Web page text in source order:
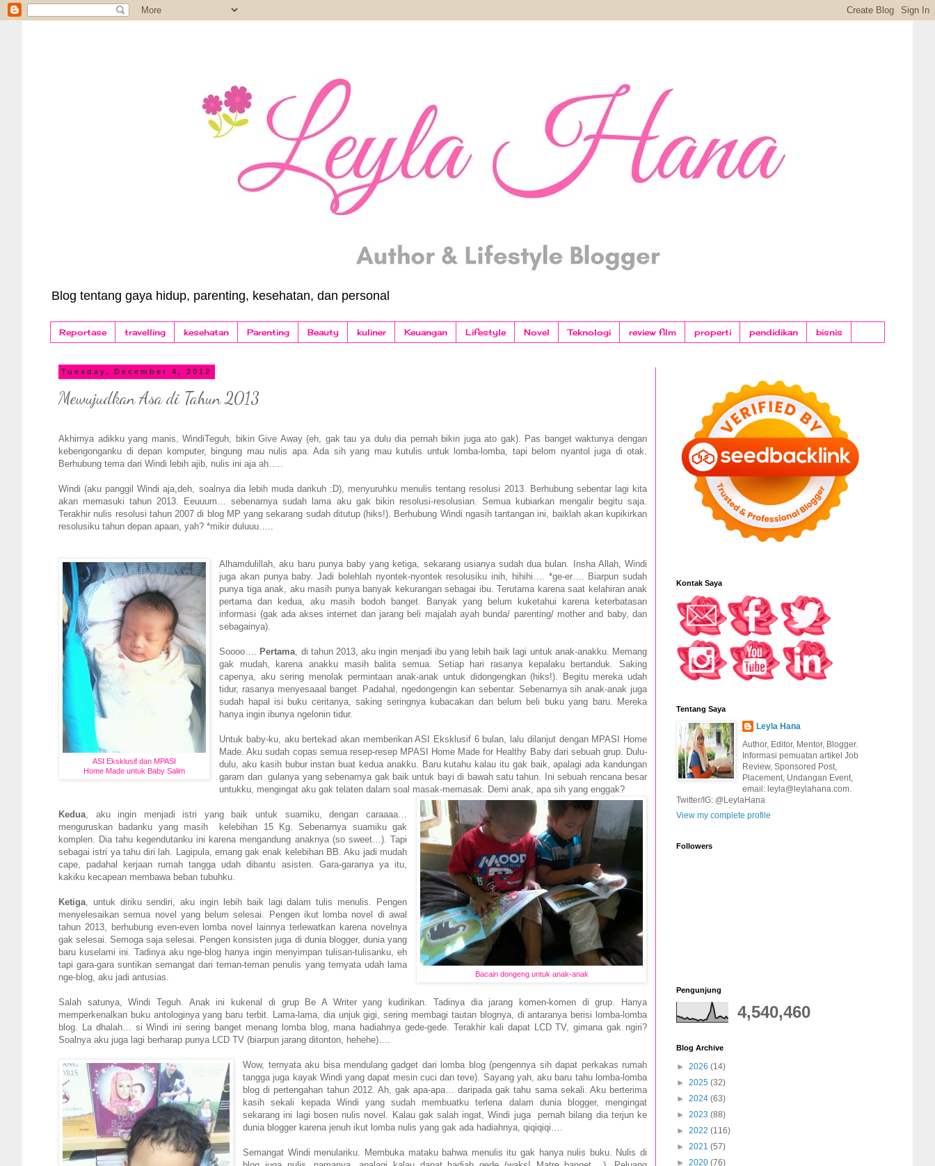
Blog tentang gaya hidup, parenting, kesehatan, dan personal
Reportase travelling kesehatan Parenting Beauty kuliner Keuangan Lifestyle Novel Teknologi review film properti pendidikan bisnis
Tuesday, December 4, 2012
Mewujudkan Asa di Tahun 2013
Akhirnya adikku yang manis, WindiTeguh, bikin Give Away (eh, gak tau ya dulu dia pernah bikin juga ato gak). Pas banget waktunya dengan
kebengonganku di depan komputer, bingung mau nulis apa. Ada sih yang mau kutulis untuk lomba-lomba, tapi belom nyantol juga di otak.
Berhubung tema dari Windi lebih ajib, nulis ini aja ah…..
Windi (aku panggil Windi aja,deh, soalnya dia lebih muda darikuh :D), menyuruhku menulis tentang resolusi 2013. Berhubung sebentar lagi kita
akan memasuki tahun 2013. Eeuuum… sebenarnya sudah lama aku gak bikin resolusi-resolusian. Semua kubiarkan mengalir begitu saja.
Terakhir nulis resolusi tahun 2007 di blog MP yang sekarang sudah ditutup (hiks!). Berhubung Windi ngasih tantangan ini, baiklah akan kupikirkan
resolusiku tahun depan apaan, yah? *mikir duluuu…..
ASI Eksklusif dan MPASI
Home Made untuk Baby Salim
Alhamdulillah, aku baru punya baby yang ketiga, sekarang usianya sudah dua bulan. Insha Allah, Windi
juga akan punya baby. Jadi bolehlah nyontek-nyontek resolusiku inih, hihihi…. *ge-er…. Biarpun sudah
punya tiga anak, aku masih punya banyak kekurangan sebagai ibu. Terutama karena saat kelahiran anak
pertama dan kedua, aku masih bodoh banget. Banyak yang belum kuketahui karena keterbatasan
informasi (gak ada akses internet dan jarang beli majalah ayah bunda/ parenting/ mother and baby, dan
sebagainya).
Soooo…. Pertama , di tahun 2013, aku ingin menjadi ibu yang lebih baik lagi untuk anak-anakku. Memang
gak mudah, karena anakku masih balita semua. Setiap hari rasanya kepalaku bertanduk. Saking
capenya, aku sering menolak permintaan anak-anak untuk didongengkan (hiks!). Begitu mereka udah
tidur, rasanya menyesaaal banget. Padahal, ngedongengin kan sebentar. Sebenarnya sih anak-anak juga
sudah hapal isi buku ceritanya, saking seringnya kubacakan dan belum beli buku yang baru. Mereka
hanya ingin ibunya ngelonin tidur.
Untuk baby-ku, aku bertekad akan memberikan ASI Eksklusif 6 bulan, lalu dilanjut dengan MPASI Home
Made. Aku sudah copas semua resep-resep MPASI Home Made for Healthy Baby dari sebuah grup. Dulu-
dulu, aku kasih bubur instan buat kedua anakku. Baru kutahu kalau itu gak baik, apalagi ada kandungan
garam dan gulanya yang sebenarnya gak baik untuk bayi di bawah satu tahun. Ini sebuah rencana besar
untukku, mengingat aku gak telaten dalam soal masak-memasak. Demi anak, apa sih yang enggak?
Bacain dongeng untuk anak-anak
Kedua , aku ingin menjadi istri yang baik untuk suamiku, dengan caraaaa…
menguruskan badanku yang masih kelebihan 15 Kg. Sebenarnya suamiku gak
komplen. Dia tahu kegendutanku ini karena mengandung anaknya (so sweet…). Tapi
sebagai istri ya tahu diri lah. Lagipula, emang gak enak kelebihan BB. Aku jadi mudah
cape, padahal kerjaan rumah tangga udah dibantu asisten. Gara-garanya ya itu,
kakiku kecapean membawa beban tubuhku.
Ketiga , untuk diriku sendiri, aku ingin lebih baik lagi dalam tulis menulis. Pengen
menyelesaikan semua novel yang belum selesai. Pengen ikut lomba novel di awal
tahun 2013, berhubung even-even lomba novel lainnya terlewatkan karena novelnya
gak selesai. Semoga saja selesai. Pengen konsisten juga di dunia blogger, dunia yang
baru kuselami ini. Tadinya aku nge-blog hanya ingin menyimpan tulisan-tulisanku, eh
tapi gara-gara suntikan semangat dari teman-teman penulis yang ternyata udah lama
nge-blog, aku jadi antusias.
Salah satunya, Windi Teguh. Anak ini kukenal di grup Be A Writer yang kudirikan. Tadinya dia jarang komen-komen di grup. Hanya
memperkenalkan buku antologinya yang baru terbit. Lama-lama, dia unjuk gigi, sering membagi tautan blognya, di antaranya berisi lomba-lomba
blog. La dhalah… si Windi ini sering banget menang lomba blog, mana hadiahnya gede-gede. Terakhir kali dapat LCD TV, gimana gak ngiri?
Soalnya aku juga lagi berharap punya LCD TV (biarpun jarang ditonton, hehehe)….
Wow, ternyata aku bisa mendulang gadget dari lomba blog (pengennya sih dapat perkakas rumah
tangga juga kayak Windi yang dapat mesin cuci dan teve). Sayang yah, aku baru tahu lomba-lomba
blog di pertengahan tahun 2012. Ah, gak apa-apa… daripada gak tahu sama sekali. Aku berterima
kasih sekali kepada Windi yang sudah membuatku terlena dalam dunia blogger, mengingat
sekarang ini lagi bosen nulis novel. Kalau gak salah ingat, Windi juga pernah bilang dia terjun ke
dunia blogger karena jenuh ikut lomba nulis yang gak ada hadiahnya, qiqiqiqi….
Semangat Windi menulariku. Membuka mataku bahwa menulis itu gak hanya nulis buku. Nulis di
Kontak Saya
Tentang Saya
Leyla Hana
Author, Editor, Mentor, Blogger.
Informasi pemuatan artikel Job
Review, Sponsored Post,
Placement, Undangan Event,
email: leyla@leylahana.com.
Twitter/IG: @LeylaHana
View my complete profile
Followers
Pengunjung
4,540,460
Blog Archive
► 2026 (14)
► 2025 (32)
► 2024 (63)
► 2023 (88)
► 2022 (116)
► 2021 (57)
► 2020 (76)